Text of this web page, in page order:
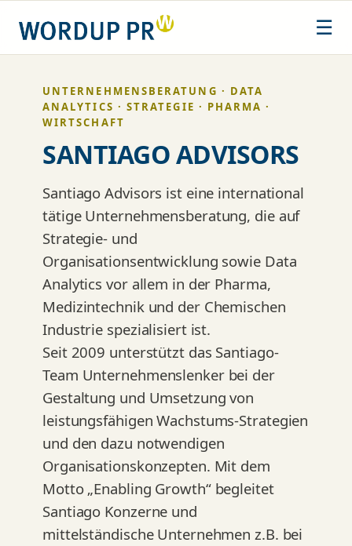
Inhalt
springen
☰
UNTERNEHMENSBERATUNG · DATA
ANALYTICS · STRATEGIE · PHARMA ·
WIRTSCHAFT
SANTIAGO ADVISORS
Santiago Advisors ist eine international
tätige Unternehmensberatung, die auf
Strategie- und
Organisationsentwicklung sowie Data
Analytics vor allem in der Pharma,
Medizintechnik und der Chemischen
Industrie spezialisiert ist.
Seit 2009 unterstützt das Santiago-
Team Unternehmenslenker bei der
Gestaltung und Umsetzung von
leistungsfähigen Wachstums-Strategien
und den dazu notwendigen
Organisationskonzepten. Mit dem
Motto „Enabling Growth“ begleitet
Santiago Konzerne und
mittelständische Unternehmen z.B. bei